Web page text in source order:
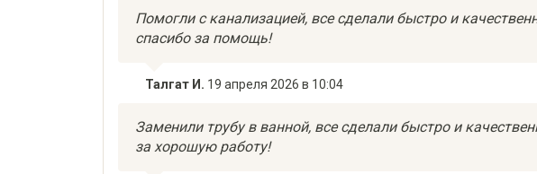
Помогли с канализацией, все сделали быстро и
спасибо за помощь!
Талгат И. 19 апреля 2026 в 10:04
Заменили трубу в ванной, все сделали быстро и
за хорошую работу!